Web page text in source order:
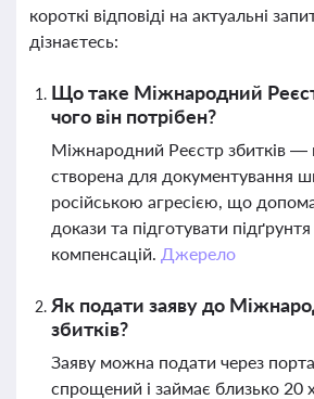
короткі відповіді на актуальні
дізнаєтесь:
Що таке Міжнародний
чого він потрібен?
Міжнародний Реєстр збитків —
створена для документування
російською агресією, що
докази та підготувати
компенсацій. Джерело
Як подати заяву до
збитків?
Заяву можна подати через
спрощений і займає близько 20